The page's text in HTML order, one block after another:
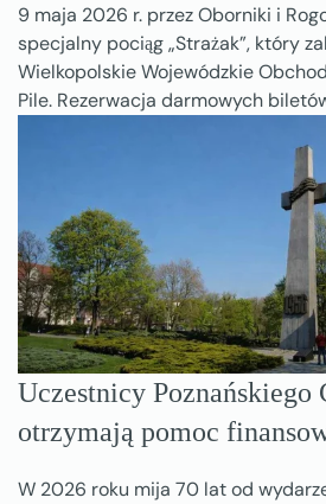
9 maja 2026 r. przez Oborniki i
specjalny pociąg „Strażak”, który
Wielkopolskie Wojewódzkie
Pile. Rezerwacja darmowych
Uczestnicy Poznańskiego
otrzymają pomoc
W 2026 roku mija 70 lat od